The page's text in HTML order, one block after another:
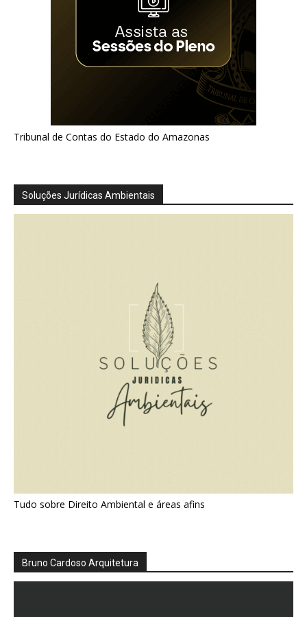
Tribunal de Contas do Estado do Amazonas
Soluções Jurídicas Ambientais
Tudo sobre Direito Ambiental e áreas afins
Bruno Cardoso Arquitetura